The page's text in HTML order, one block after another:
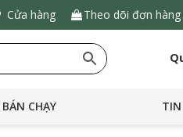
Cửa hàng Theo dõi đơn hàng
CHẠY